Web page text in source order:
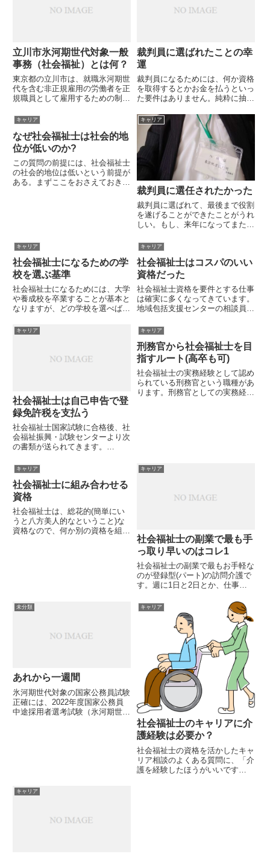
してみません。「できて当たり
立川市氷河期世代対象一般
事務（社会福祉）とは何？
東京都の立川市は、就職氷河期世
代を含む非正規雇用の労働者を正
規職員として雇用するための制度
からの採用なので今年中には選抜
す。採用する職種は「社会福祉系
を含む一般事務職」となっていま
す...
裁判員に選ばれたことの幸
運
裁判員になるためには、何か資格
を取得するとかお金を払うといっ
た要件はありません。純粋に抽選
す。なので、お金を払ったからと
か、勉強したからといって裁判員
になれるものではありません。今
回、私が裁判員に選任されたこと
は...
キャリア
なぜ社会福祉士は社会的地
位が低いのか?
この質問の前提には、社会福祉士
の社会的地位は低いという前提が
ある。まずここをおさえておきま
キャリア
裁判員に選任されたかった
裁判員に選ばれて、最後まで役割
を遂げることができたことがうれ
しい。もし、来年になってまた裁
受けるつもりです。確率的に来年
も裁判員に選ばれることはないで
しょうが、気持ちは「もう一回や
りたい」という心理状態です。
公...
キャリア
社会福祉士になるための学
校を選ぶ基準
社会福祉士になるためには、大学
や養成校を卒業することが基本と
なりますが、どの学校を選べばい
は、社会福祉士になるための学校
選びの基準についてお伝えしま
いいとか、有名であるとかの理由
キャリア
社会福祉士はコスパのいい
資格だった
社会福祉士資格を要件とする仕事
は確実に多くなってきています。
地域包括支援センターの相談員、
ールソーシャルワーカーなどは社
会福祉士資格を求められることの
多い職種です。雇用形態にして
も、正社員からパート勤務、自治
体...
キャリア
社会福祉士は自己申告で登
録免許税を支払う
社会福祉士国家試験に合格後、社
会福祉振興・試験センターより次
の書類が送られてきます。
SAM (@netdemoukeruSAM) May
24, 2020 これは、社会福祉士の
登録をす...
キャリア
刑務官から社会福祉士を目
指すルート(高卒も可)
社会福祉士の実務経験として認め
られている刑務官という職種があ
ります。刑務官としての実務経験
キャリア
社会福祉士に組み合わせる
資格
社会福祉士は、総花的(簡単にい
うと八方美人的なということ)な
資格なので、何か別の資格を組み
キャリア
社会福祉士の副業で最も手
っ取り早いのはコレ1
社会福祉士の副業で最もお手軽な
のが登録型(パート)の訪問介護で
す。週に1日と2日とか、仕事の
いう副業です。訪問介護の仕事は
時給単価2000円を超えたら、か
なり好待遇だといえます。時給単
価というのは、一時間当たり...
未分類
あれから一週間
氷河期世代対象の国家公務員試験
正確には、2022年度国家公務員
中途採用者選考試験（氷河期世
キャリア
社会福祉士のキャリアに介
護経験は必要か？
社会福祉士の資格を活かしたキャ
リア相談のよくある質問に、「介
護を経験したほうがいいです
キャリア